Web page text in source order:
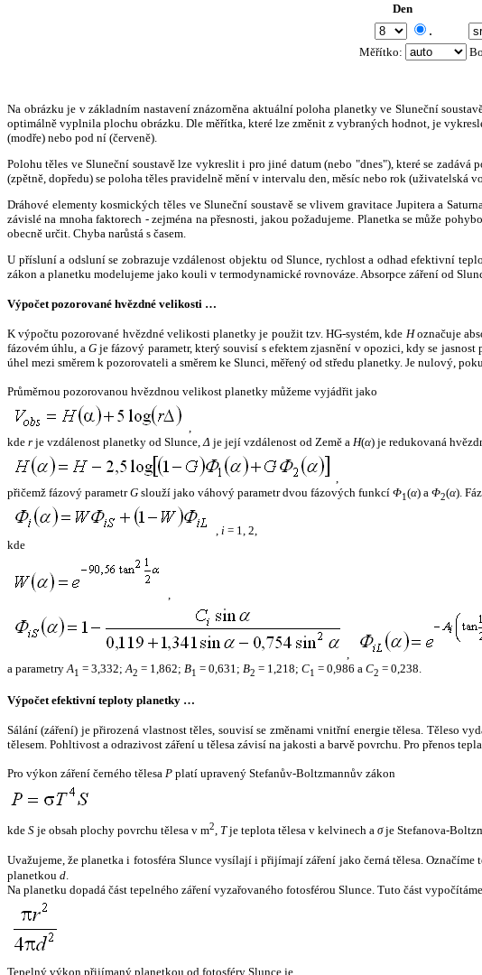
Den
.
Měřítko:
Na obrázku je v základním nastavení znázorněna aktuální poloha planetky ve Sluneční
optimálně vyplnila plochu obrázku. Dle měřítka, které lze změnit z vybraných hodnot, je
(modře) nebo pod ní (červeně).
Polohu těles ve Sluneční soustavě lze vykreslit i pro jiné datum (nebo "dnes"), které se
(zpětně, dopředu) se poloha těles pravidelně mění v intervalu den, měsíc nebo rok (uživatelská
Dráhové elementy kosmických těles ve Sluneční soustavě se vlivem gravitace Jupitera a
závislé na mnoha faktorech - zejména na přesnosti, jakou požadujeme. Planetka se může
obecně určit. Chyba narůstá s časem.
U přísluní a odsluní se zobrazuje vzdálenost objektu od Slunce, rychlost a odhad efektivní
zákon a planetku modelujeme jako kouli v termodynamické rovnováze. Absorpce záření od
Výpočet pozorované hvězdné velikosti …
K výpočtu pozorované hvězdné velikosti planetky je použit tzv. HG-systém, kde Hoznačuje
fázovém úhlu, a Gje fázový parametr, který souvisí s efektem zjasnění v opozici, kdy se
úhel mezi směrem k pozorovateli a směrem ke Slunci, měřený od středu planetky. Je nulový,
Průměrnou pozorovanou hvězdnou velikost planetky můžeme vyjádřit jako
,
kde r je vzdálenost planetky od Slunce,Δ je její vzdálenost od Země a H(α) je redukovaná
,
přičemž fázový parametrG slouží jako váhový parametr dvou fázových funkcí Φ1(α) a Φ2(α).
, i = 1, 2,
kde
,
,
a parametryA1 = 3,332;A2 = 1,862; B1 = 0,631; B2 = 1,218; C1 = 0,986 a C2 = 0,238.
Výpočet efektivní teploty planetky …
Sálání (záření) je přirozená vlastnost těles, souvisí se změnami vnitřní energie tělesa. Těleso
tělesem. Pohltivost a odrazivost záření u tělesa závisí na jakosti a barvě povrchu. Pro přenos
Pro výkon záření černého tělesa P platí upravený Stefanův-Boltzmannův zákon
kde S je obsah plochy povrchu tělesa v m2, Tje teplota tělesa v kelvinech a σje Stefanova-
Uvažujeme, že planetka i fotosféra Slunce vysílají i přijímají záření jako černá tělesa. Označíme
planetkou d.
Na planetku dopadá část tepelného záření vyzařovaného fotosférou Slunce. Tuto část
Tepelný výkon přijímaný planetkou od fotosféry Slunce je